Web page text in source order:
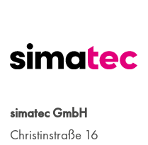
simatec GmbH
Christinstraße 16